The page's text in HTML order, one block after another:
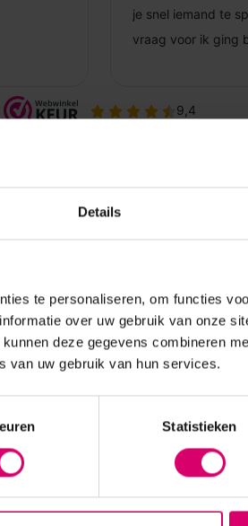
Details
te personaliseren, om functies
over uw gebruik van onze
deze gegevens combineren
van uw gebruik van hun services.
Statistieken